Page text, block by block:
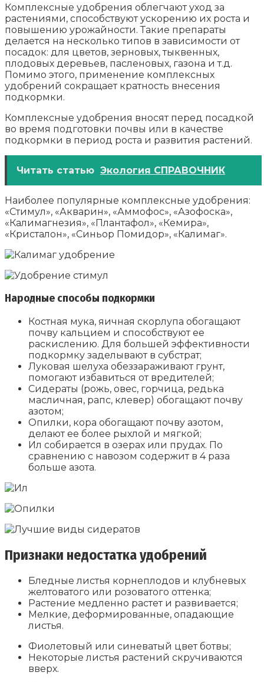
Комплексные удобрения облегчают уход за
растениями, способствуют ускорению их роста и
повышению урожайности. Такие препараты
делается на несколько типов в зависимости от
посадок: для цветов, зерновых, тыквенных,
плодовых деревьев, пасленовых, газона и т.д.
Помимо этого, применение комплексных
удобрений сокращает кратность внесения
подкормки.
Комплексные удобрения вносят перед посадкой
во время подготовки почвы или в качестве
подкормки в период роста и развития растений.
Читать статью Экология СПРАВОЧНИК
Наиболее популярные комплексные удобрения:
«Стимул», «Акварин», «Аммофос», «Азофоска»,
«Калимагнезия», «Плантафол», «Кемира»,
«Кристалон», «Синьор Помидор», «Калимаг».
Народные способы подкормки
Костная мука, яичная скорлупа обогащают
почву кальцием и способствуют ее
раскислению. Для большей эффективности
подкормку заделывают в субстрат;
Луковая шелуха обеззараживают грунт,
помогают избавиться от вредителей;
Сидераты (рожь, овес, горчица, редька
масличная, рапс, клевер) обогащают почву
азотом;
Опилки, кора обогащают почву азотом,
делают ее более рыхлой и мягкой;
Ил собирается в озерах или прудах. По
сравнению с навозом содержит в 4 раза
больше азота.
Признаки недостатка удобрений
Бледные листья корнеплодов и клубневых
желтоватого или розоватого оттенка;
Растение медленно растет и развивается;
Мелкие, деформированные, опадающие
листья.
Фиолетовый или синеватый цвет ботвы;
Некоторые листья растений скручиваются
вверх.